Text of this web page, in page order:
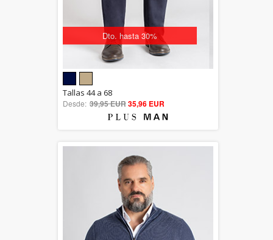
Dto. hasta 30%
out of 5
Tallas 44 a 68
Desde: 39,95 EUR35,96 EUR